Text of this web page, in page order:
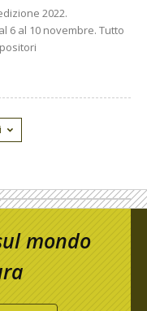
2022.
6 al 10 novembre. Tutto
mondo